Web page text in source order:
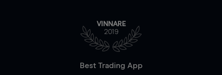
VINNARE
2019
Best Trading App